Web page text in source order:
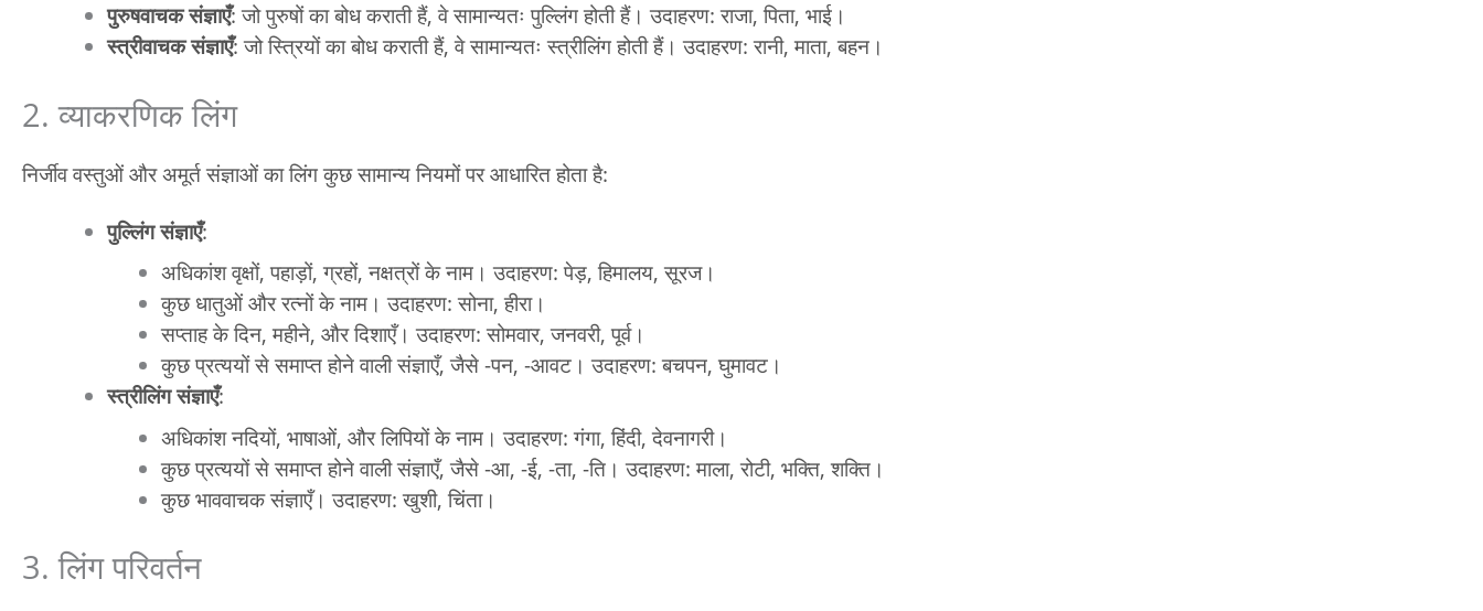
पुरुषवाचक संज्ञाएँ: जो पुरुषों का बोध कराती हैं, वे सामान्यतः पुल्लिंग होती हैं। उदाहरण: राजा, पिता, भाई।
स्त्रीवाचक संज्ञाएँ: जो स्त्रियों का बोध कराती हैं, वे सामान्यतः स्त्रीलिंग होती हैं। उदाहरण: रानी, माता, बहन।
2. व्याकरणिक लिंग
निर्जीव वस्तुओं और अमूर्त संज्ञाओं का लिंग कुछ सामान्य नियमों पर आधारित होता है:
पुल्लिंग संज्ञाएँ:
अधिकांश वृक्षों, पहाड़ों, ग्रहों, नक्षत्रों के नाम। उदाहरण: पेड़, हिमालय, सूरज।
कुछ धातुओं और रत्नों के नाम। उदाहरण: सोना, हीरा।
सप्ताह के दिन, महीने, और दिशाएँ। उदाहरण: सोमवार, जनवरी, पूर्व।
कुछ प्रत्ययों से समाप्त होने वाली संज्ञाएँ, जैसे -पन, -आवट। उदाहरण: बचपन, घुमावट।
स्त्रीलिंग संज्ञाएँ:
अधिकांश नदियों, भाषाओं, और लिपियों के नाम। उदाहरण: गंगा, हिंदी, देवनागरी।
कुछ प्रत्ययों से समाप्त होने वाली संज्ञाएँ, जैसे -आ, -ई, -ता, -ति। उदाहरण: माला, रोटी, भक्ति, शक्ति।
कुछ भाववाचक संज्ञाएँ। उदाहरण: खुशी, चिंता।
3. लिंग परिवर्तन